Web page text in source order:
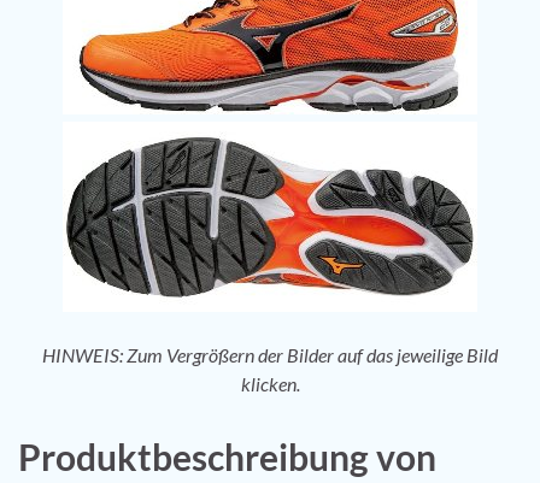
HINWEIS: Zum Vergrößern der Bilder auf das jeweilige Bild
klicken.
Produktbeschreibung von